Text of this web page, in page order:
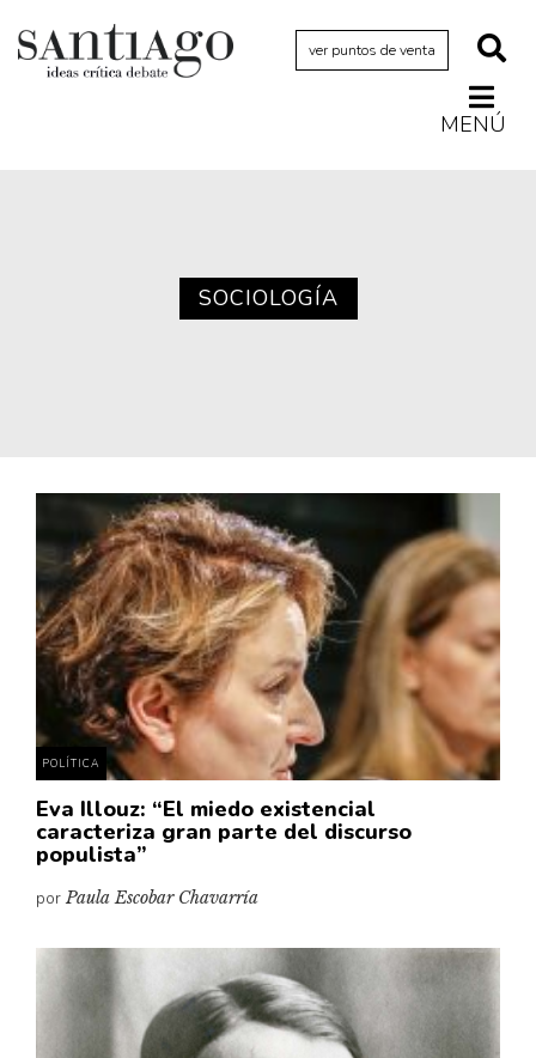
ver puntos de venta
MENÚ
Diccionario portátil de la literatura chilena
Documentos
Fragmentos
Gran reserva
Historia
Historia material de los libros
Lagunas mentales
Libros
Libros usados
Narrativas visuales
SOCIOLOGÍA
POLÍTICA
Eva Illouz: “El miedo existencial
caracteriza gran parte del discurso
populista”
porPaula Escobar Chavarría